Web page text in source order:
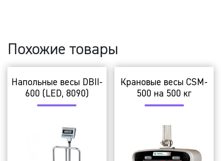
Похожие товары
Напольные весы DBII-
600 (LED, 8090)
Крановые весы CSM-
500 на 500 кг